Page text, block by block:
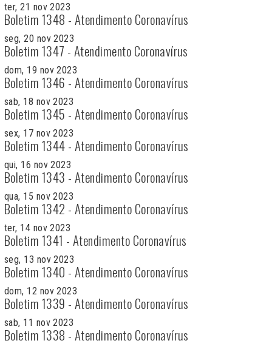
ter, 21 nov 2023
Boletim 1348 - Atendimento Coronavírus
seg, 20 nov 2023
Boletim 1347 - Atendimento Coronavírus
dom, 19 nov 2023
Boletim 1346 - Atendimento Coronavírus
sab, 18 nov 2023
Boletim 1345 - Atendimento Coronavírus
sex, 17 nov 2023
Boletim 1344 - Atendimento Coronavírus
qui, 16 nov 2023
Boletim 1343 - Atendimento Coronavírus
qua, 15 nov 2023
Boletim 1342 - Atendimento Coronavírus
ter, 14 nov 2023
Boletim 1341 - Atendimento Coronavírus
seg, 13 nov 2023
Boletim 1340 - Atendimento Coronavírus
dom, 12 nov 2023
Boletim 1339 - Atendimento Coronavírus
sab, 11 nov 2023
Boletim 1338 - Atendimento Coronavírus